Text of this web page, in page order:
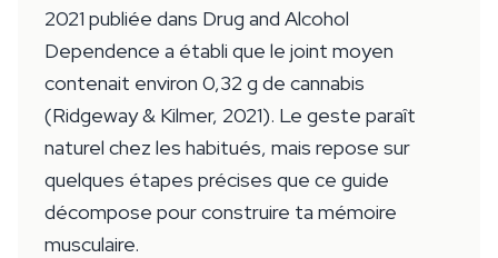
2021 publiée dans Drug and Alcohol
Dependence a établi que le joint moyen
contenait environ 0,32 g de cannabis
(Ridgeway & Kilmer, 2021). Le geste paraît
naturel chez les habitués, mais repose sur
quelques étapes précises que ce guide
décompose pour construire ta mémoire
musculaire.